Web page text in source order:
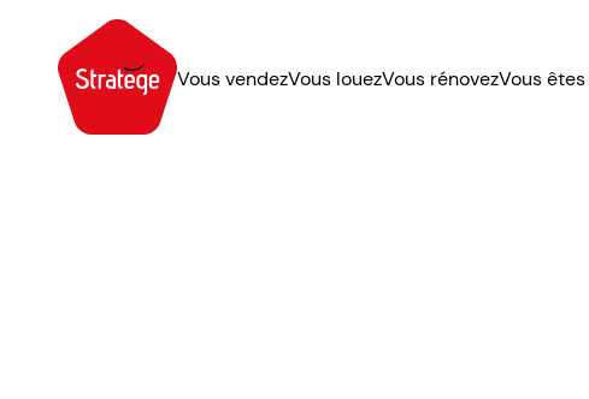
Vous vendezVous louezVous rénovezVous